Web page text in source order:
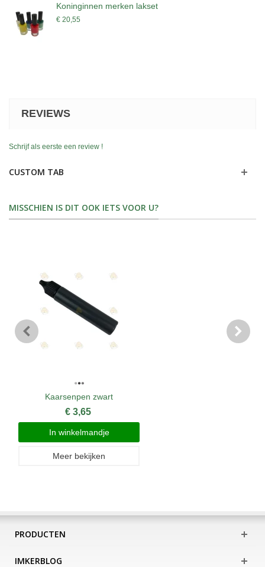
Koninginnen merken lakset
€ 20,55
REVIEWS
Schrijf als eerste een review !
CUSTOM TAB
MISSCHIEN IS DIT OOK IETS VOOR U?
Kaarsenpen zwart
€ 3,65
In winkelmandje
Meer bekijken
PRODUCTEN
IMKERBLOG